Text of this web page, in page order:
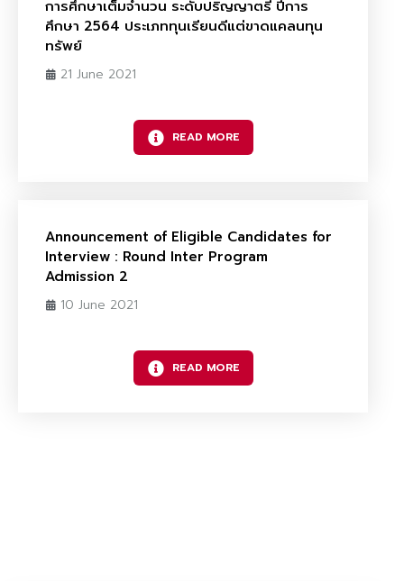
การศึกษาเต็มจำนวน ระดับปริญญาตรี ปีการ
ศึกษา 2564 ประเภททุนเรียนดีแต่ขาดแคลนทุน
ทรัพย์
21 June 2021
READ MORE
Announcement of Eligible Candidates for
Interview : Round Inter Program
Admission 2
10 June 2021
READ MORE